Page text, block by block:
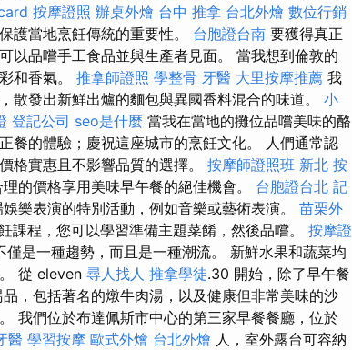
按摩證照 辦桌外燴 台中 推拿 台北外燴 數位行銷
護當地烹飪傳統的重要性。 台胞證台南 要獲得真正
以品嚐手工食品並與生產者見面。 當我想到倫敦的
和香氣。 推拿師證照 學整骨 牙醫 大里按摩推薦 我
散發出新鮮出爐的麵包與異國香料混合的味道。 小
登記公司 seo是什麼 當我在當地的攤位品嚐美味的酪
餐的體驗；慶祝這座城市的烹飪文化。 人們通常認
格實惠且不影響品質的選擇。 按摩師證照班 新北 按
的價格享用美味早午餐的絕佳機會。 台胞證台北 記
樂表演的特別活動，例如音樂或藝術表演。 苗栗外
課程，您可以學習準備主題菜餚，然後品嚐。 按摩證
僅是一種趨勢，而且是一種潮流。 新鮮水果和蔬菜均
從 eleven 尋人找人 推拿學徒.30 開始，除了早午餐
，包括著名的燉牛肉湯，以及健康但非常美味的沙
我們位於布達佩斯市中心的第三家早餐餐廳，位於
醫 學習按摩 歐式外燴 台北外燴 人，室外露台可容納